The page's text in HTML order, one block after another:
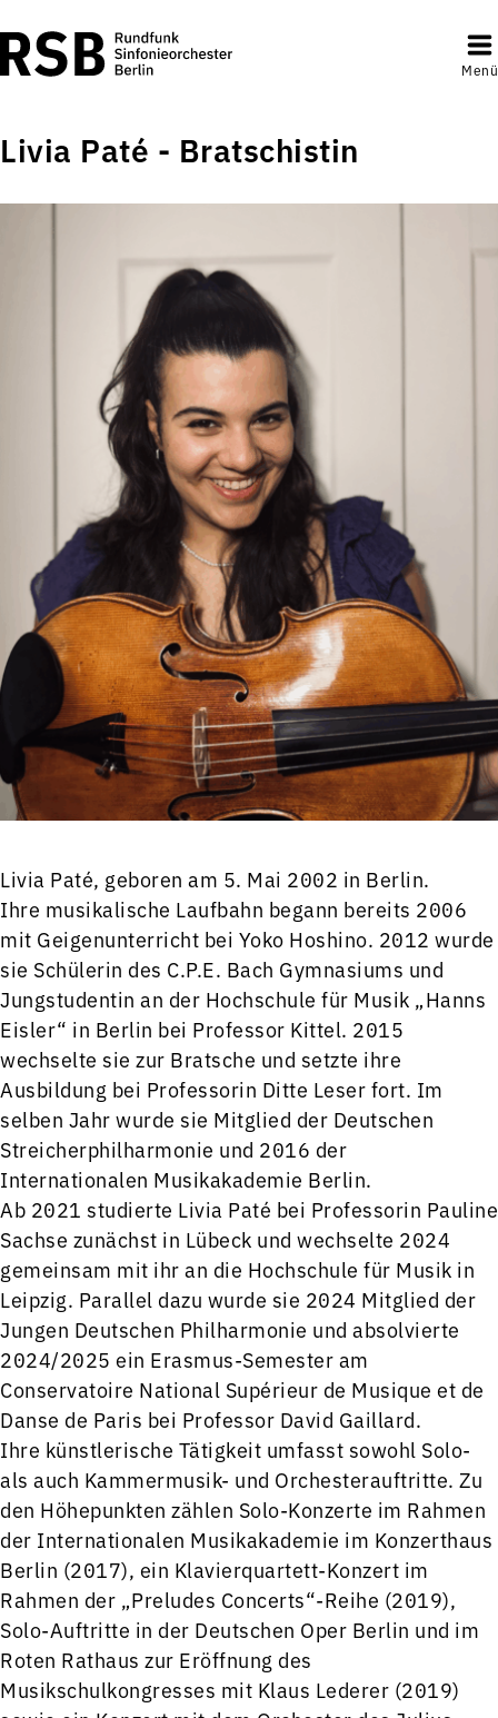
Menü
Livia Paté - Bratschistin
Livia Paté, geboren am 5. Mai 2002 in Berlin.
Ihre musikalische Laufbahn begann bereits 2006
mit Geigenunterricht bei Yoko Hoshino. 2012 wurde
sie Schülerin des C.P.E. Bach Gymnasiums und
Jungstudentin an der Hochschule für Musik „Hanns
Eisler“ in Berlin bei Professor Kittel. 2015
wechselte sie zur Bratsche und setzte ihre
Ausbildung bei Professorin Ditte Leser fort. Im
selben Jahr wurde sie Mitglied der Deutschen
Streicherphilharmonie und 2016 der
Internationalen Musikakademie Berlin.
Ab 2021 studierte Livia Paté bei Professorin Pauline
Sachse zunächst in Lübeck und wechselte 2024
gemeinsam mit ihr an die Hochschule für Musik in
Leipzig. Parallel dazu wurde sie 2024 Mitglied der
Jungen Deutschen Philharmonie und absolvierte
2024/2025 ein Erasmus-Semester am
Conservatoire National Supérieur de Musique et de
Danse de Paris bei Professor David Gaillard.
Ihre künstlerische Tätigkeit umfasst sowohl Solo-
als auch Kammermusik- und Orchesterauftritte. Zu
den Höhepunkten zählen Solo-Konzerte im Rahmen
der Internationalen Musikakademie im Konzerthaus
Berlin (2017), ein Klavierquartett-Konzert im
Rahmen der „Preludes Concerts“-Reihe (2019),
Solo-Auftritte in der Deutschen Oper Berlin und im
Roten Rathaus zur Eröffnung des
Musikschulkongresses mit Klaus Lederer (2019)